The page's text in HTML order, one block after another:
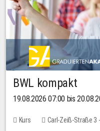
BWL kompakt
19.08.2026 07:00 bis
Kurs Carl-Zeiß-Straße 3